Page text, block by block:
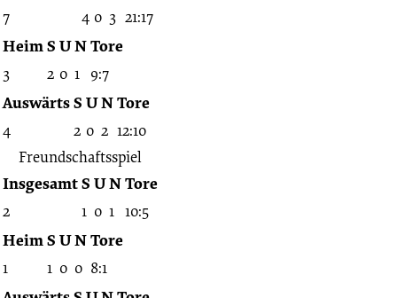
7 4 0 3 21:17
HeimS UNTore
3 2 0 1 9:7
AuswärtsS UNTore
4 2 0 2 12:10
Freundschaftsspiel
InsgesamtS UNTore
2 1 0 1 10:5
HeimS UNTore
1 1 0 0 8:1